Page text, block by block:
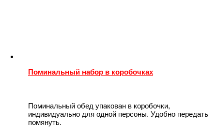
Поминальный набор в коробочках
Поминальный обед упакован в коробочки,
индивидуально для одной персоны. Удобно передать
помянуть.